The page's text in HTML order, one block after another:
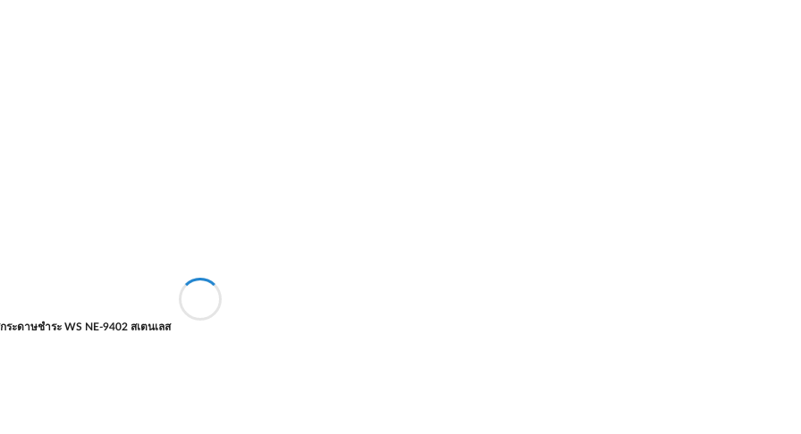
ระดาษชำระ WS NE-9402 สเตนเลส